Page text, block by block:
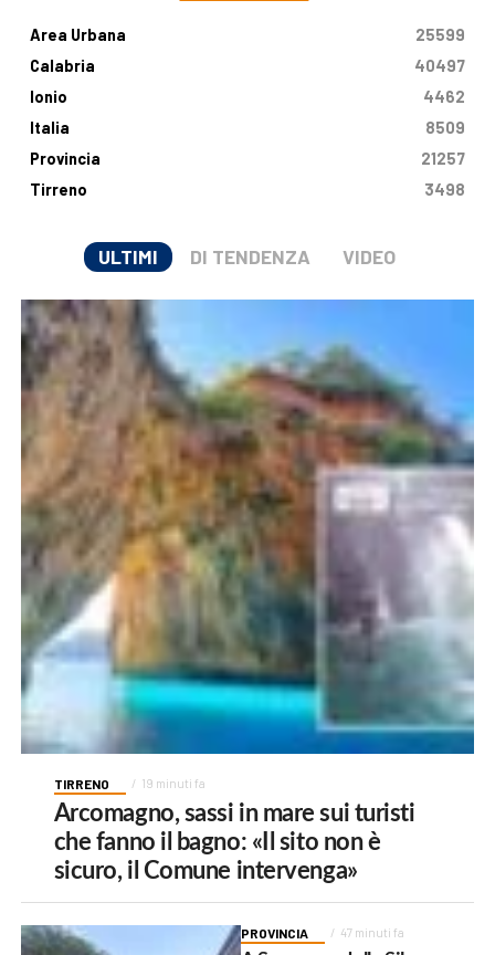
Area Urbana
25599
Calabria
40497
Ionio
4462
Italia
8509
Provincia
21257
Tirreno
3498
ULTIMI DI TENDENZA VIDEO
TIRRENO 19 minuti fa
Arcomagno, sassi in mare sui turisti
che fanno il bagno: «Il sito non è
sicuro, il Comune intervenga»
PROVINCIA 47 minuti fa